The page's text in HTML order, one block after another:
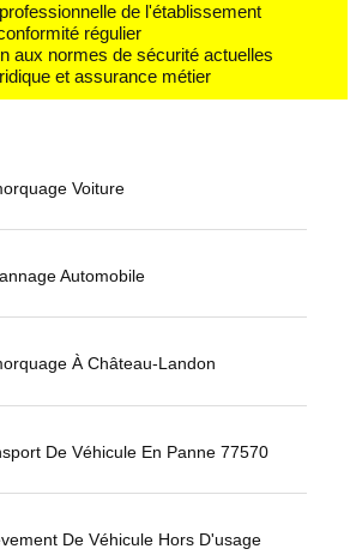
de l'établissement
régulier
aux normes de sécurité actuelles
et assurance métier
Voiture
Automobile
À Château-Landon
De Véhicule En Panne 77570
De Véhicule Hors D'usage